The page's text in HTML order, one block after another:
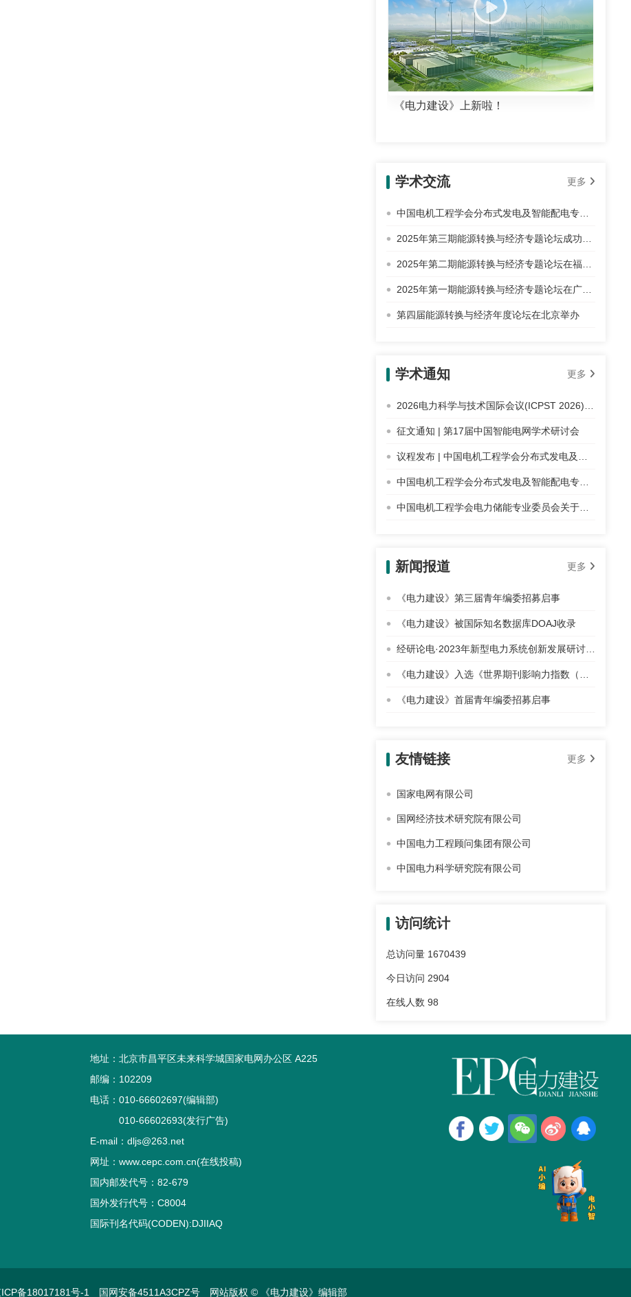
《电力建设》上新啦！
学术交流 更多
中国电机工程学会分布式发电及智能配电专业委员会2025年学术年会暨能源转换与经济年度论坛在北京举办
2025年第三期能源转换与经济专题论坛成功举办
2025年第二期能源转换与经济专题论坛在福州举办
2025年第一期能源转换与经济专题论坛在广州举办
第四届能源转换与经济年度论坛在北京举办
学术通知 更多
2026电力科学与技术国际会议(ICPST 2026)征稿
征文通知 | 第17届中国智能电网学术研讨会
议程发布 | 中国电机工程学会分布式发电及智能配电专业委员会2025年学术年会暨能源转换与经济年度论坛
中国电机工程学会分布式发电及智能配电专业委员会关于召开2025年学术年会暨能源转换与经济年度论坛的通知
中国电机工程学会电力储能专业委员会关于召开第三届新能源与储能协同发展论坛（2025）的通知
新闻报道 更多
《电力建设》第三届青年编委招募启事
《电力建设》被国际知名数据库DOAJ收录
经研论电·2023年新型电力系统创新发展研讨会征文通知
《电力建设》入选《世界期刊影响力指数（WJCI）报告（2020 科技版）》
《电力建设》首届青年编委招募启事
友情链接 更多
国家电网有限公司
国网经济技术研究院有限公司
中国电力工程顾问集团有限公司
中国电力科学研究院有限公司
访问统计
总访问量 1670439
今日访问 2904
在线人数 98
地址：北京市昌平区未来科学城国家电网办公区 A225
邮编：102209
电话：010-66602697(编辑部)
010-66602693(发行广告)
E-mail：dljs@263.net
网址：www.cepc.com.cn(在线投稿)
国内邮发代号：82-679
国外发行代号：C8004
国际刊名代码(CODEN):DJIIAQ
备18017181号-1国网安备4511A3CPZ号网站版权 © 《电力建设》编辑部